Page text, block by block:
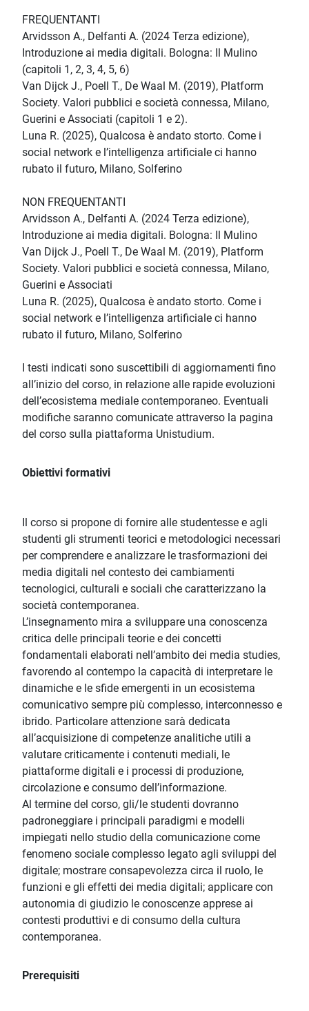
FREQUENTANTI
Arvidsson A., Delfanti A. (2024 Terza edizione),
Introduzione ai media digitali. Bologna: Il Mulino
(capitoli 1, 2, 3, 4, 5, 6)
Van Dijck J., Poell T., De Waal M. (2019), Platform
Society. Valori pubblici e società connessa, Milano,
Guerini e Associati (capitoli 1 e 2).
Luna R. (2025), Qualcosa è andato storto. Come i
social network e l’intelligenza artificiale ci hanno
rubato il futuro, Milano, Solferino
NON FREQUENTANTI
Arvidsson A., Delfanti A. (2024 Terza edizione),
Introduzione ai media digitali. Bologna: Il Mulino
Van Dijck J., Poell T., De Waal M. (2019), Platform
Society. Valori pubblici e società connessa, Milano,
Guerini e Associati
Luna R. (2025), Qualcosa è andato storto. Come i
social network e l’intelligenza artificiale ci hanno
rubato il futuro, Milano, Solferino
I testi indicati sono suscettibili di aggiornamenti fino
all’inizio del corso, in relazione alle rapide evoluzioni
dell’ecosistema mediale contemporaneo. Eventuali
modifiche saranno comunicate attraverso la pagina
del corso sulla piattaforma Unistudium.
Obiettivi formativi
Il corso si propone di fornire alle studentesse e agli
studenti gli strumenti teorici e metodologici necessari
per comprendere e analizzare le trasformazioni dei
media digitali nel contesto dei cambiamenti
tecnologici, culturali e sociali che caratterizzano la
società contemporanea.
L’insegnamento mira a sviluppare una conoscenza
critica delle principali teorie e dei concetti
fondamentali elaborati nell’ambito dei media studies,
favorendo al contempo la capacità di interpretare le
dinamiche e le sfide emergenti in un ecosistema
comunicativo sempre più complesso, interconnesso e
ibrido. Particolare attenzione sarà dedicata
all’acquisizione di competenze analitiche utili a
valutare criticamente i contenuti mediali, le
piattaforme digitali e i processi di produzione,
circolazione e consumo dell’informazione.
Al termine del corso, gli/le studenti dovranno
padroneggiare i principali paradigmi e modelli
impiegati nello studio della comunicazione come
fenomeno sociale complesso legato agli sviluppi del
digitale; mostrare consapevolezza circa il ruolo, le
funzioni e gli effetti dei media digitali; applicare con
autonomia di giudizio le conoscenze apprese ai
contesti produttivi e di consumo della cultura
contemporanea.
Prerequisiti